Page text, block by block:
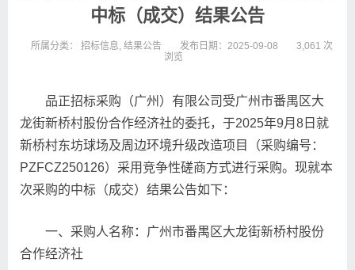
中标（成交）结果公告
所属分类： 招标信息, 结果公告 发布日期：2025-09-08
3,061 次
浏览
品正招标采购（广州）有限公司受广州市番禺区大
龙街新桥村股份合作经济社的委托，于2025年9月8日就
新桥村东坊球场及周边环境升级改造项目（采购编号：
PZFCZ250126）采用竞争性磋商方式进行采购。现就本
次采购的中标（成交）结果公告如下：
一、采购人名称：广州市番禺区大龙街新桥村股份
合作经济社